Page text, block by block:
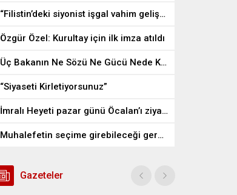
“Filistin’deki siyonist işgal vahim gelişmelere gebe”
Özgür Özel: Kurultay için ilk imza atıldı
Üç Bakanın Ne Sözü Ne Gücü Nede Kudreti Yetmedi
“Siyaseti Kirletiyorsunuz”
İmralı Heyeti pazar günü Öcalan’ı ziyaret edecek
Muhalefetin seçime girebileceği gerçek bir alan kalmayabilir
Gazeteler